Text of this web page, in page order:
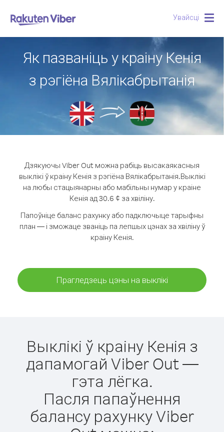
Увайсці
Як пазваніць у краіну Кенія
з рэгіёна Вялікабрытанія
Дзякуючы Viber Out можна рабіць высакаякасныя
выклікі ў краіну Кенія з рэгіёна Вялікабрытанія.Выклікі
на любы стацыянарны або мабільны нумар у краіне
Кенія ад 30.6 ¢ за хвіліну.
Папоўніце баланс рахунку або падключыце тарыфны
план — і зможаце званіць па лепшых цэнах за хвіліну ў
краіну Кенія.
Прагледзець цэны на выклікі
Выклікі ў краіну Кенія з
дапамогай Viber Out —
гэта лёгка.
Пасля папаўнення
балансу рахунку Viber